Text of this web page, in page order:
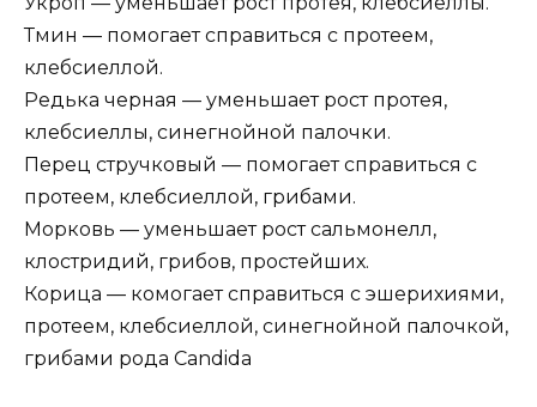
Тмин — помогает справиться с протеем,
клебсиеллой.
Редька черная — уменьшает рост протея,
клебсиеллы, синегнойной палочки.
Перец стручковый — помогает справиться с
протеем, клебсиеллой, грибами.
Морковь — уменьшает рост сальмонелл,
клостридий, грибов, простейших.
Корица — комогает справиться с эшерихиями,
протеем, клебсиеллой, синегнойной палочкой,
грибами рода Candida